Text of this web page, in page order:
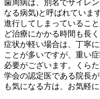
歯周病は、別名でサイレン
なる病気)と呼ばれていま
進行してしまっているこ
ど治療にかかる時間も長
症状が軽い場合は、丁寧
ことが多いですが、重い
必要がございます。くら
学会の認定医である院長が治
も気になる方は、お気軽